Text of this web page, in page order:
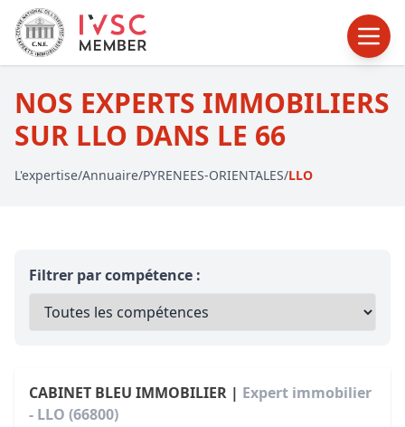
NOS EXPERTS IMMOBILIERS
SUR LLO DANS LE 66
L'expertise/Annuaire/PYRENEES-ORIENTALES/LLO
Filtrer par compétence :
CABINET BLEU IMMOBILIER | Expert immobilier
- LLO (66800)